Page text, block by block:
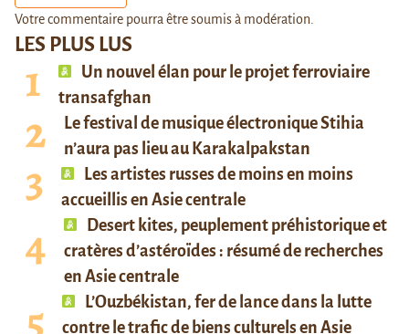
LES PLUS LUS
Un nouvel élan pour le projet ferroviaire
transafghan
Le festival de musique électronique Stihia
n’aura pas lieu au Karakalpakstan
Les artistes russes de moins en moins
accueillis en Asie centrale
Desert kites, peuplement préhistorique et
cratères d’astéroïdes : résumé de recherches
en Asie centrale
L’Ouzbékistan, fer de lance dans la lutte
contre le trafic de biens culturels en Asie
Votre commentaire pourra être soumis à modération.